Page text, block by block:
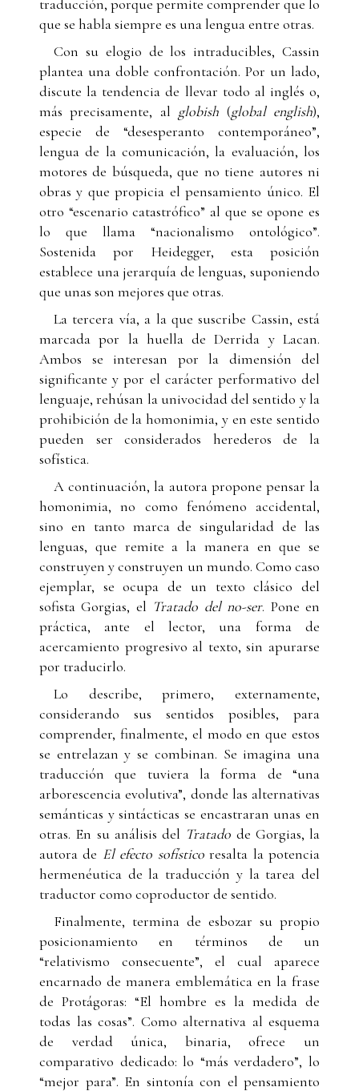
traducción, porque permite comprender que lo
que se habla siempre es una lengua entre otras.
Con su elogio de los intraducibles, Cassin
plantea una doble confrontación. Por un lado,
discute la tendencia de llevar todo al inglés o,
más precisamente, al globish (global english),
especie de “desesperanto contemporáneo”,
lengua de la comunicación, la evaluación, los
motores de búsqueda, que no tiene autores ni
obras y que propicia el pensamiento único. El
otro “escenario catastrófico” al que se opone es
lo que llama “nacionalismo ontológico”.
Sostenida por Heidegger, esta posición
establece una jerarquía de lenguas, suponiendo
que unas son mejores que otras.
La tercera vía, a la que suscribe Cassin, está
marcada por la huella de Derrida y Lacan.
Ambos se interesan por la dimensión del
significante y por el carácter performativo del
lenguaje, rehúsan la univocidad del sentido y la
prohibición de la homonimia, y en este sentido
pueden ser considerados herederos de la
sofística.
A continuación, la autora propone pensar la
homonimia, no como fenómeno accidental,
sino en tanto marca de singularidad de las
lenguas, que remite a la manera en que se
construyen y construyen un mundo. Como caso
ejemplar, se ocupa de un texto clásico del
sofista Gorgias, el Tratado del no-ser. Pone en
práctica, ante el lector, una forma de
acercamiento progresivo al texto, sin apurarse
por traducirlo.
Lo describe, primero, externamente,
considerando sus sentidos posibles, para
comprender, finalmente, el modo en que estos
se entrelazan y se combinan. Se imagina una
traducción que tuviera la forma de “una
arborescencia evolutiva”, donde las alternativas
semánticas y sintácticas se encastraran unas en
otras. En su análisis del Tratado de Gorgias, la
autora de El efecto sofísticoresalta la potencia
hermenéutica de la traducción y la tarea del
traductor como coproductor de sentido.
Finalmente, termina de esbozar su propio
posicionamiento en términos de un
“relativismo consecuente”, el cual aparece
encarnado de manera emblemática en la frase
de Protágoras: “El hombre es la medida de
todas las cosas”. Como alternativa al esquema
de verdad única, binaria, ofrece un
comparativo dedicado: lo “más verdadero”, lo
“mejor para”. En sintonía con el pensamiento